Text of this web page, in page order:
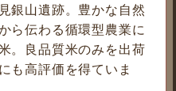
銀山遺跡。豊かな自然
ら伝わる循環型農業に
。良品質米のみを出荷
も高評価を得ていま